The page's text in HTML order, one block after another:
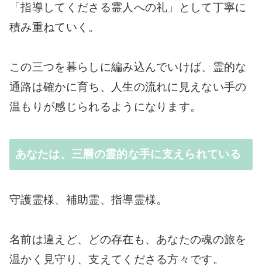
「指導してくださる霊人への礼」として丁寧に
積み重ねていく。
この三つを暮らしに編み込んでいけば、霊的な
通路は確かに育ち、人生の流れに見えない手の
温もりが感じられるようになります。
あなたは、三層の霊的な手に支えられている
守護霊様、補助霊、指導霊様。
名前は違えど、どの存在も、あなたの魂の旅を
温かく見守り、支えてくださる方々です。